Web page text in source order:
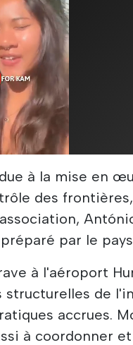
à la mise en
des
par le
à l'aéroport
structurelles de
accrues.
à coordonner